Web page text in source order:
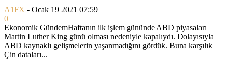
A1FX - Ocak 19 2021 07:59
0
Ekonomik GündemHaftanın ilk işlem gününde ABD piyasaları
Martin Luther King günü olması nedeniyle kapalıydı. Dolayısıyla
ABD kaynaklı gelişmelerin yaşanmadığını gördük. Buna karşılık
Çin dataları...